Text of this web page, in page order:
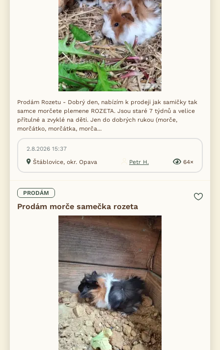
Prodám Rozetu - Dobrý den, nabízím k prodeji jak samičky tak
samce morčete plemene ROZETA. Jsou staré 7 týdnů a velice
přítulné a zvyklé na děti. Jen do dobrých rukou (morče,
morčátko, morčátka, morča...
2.8.2026 15:37
Štáblovice, okr. Opava
Petr H. 64×
PRODÁM
Prodám morče samečka rozeta